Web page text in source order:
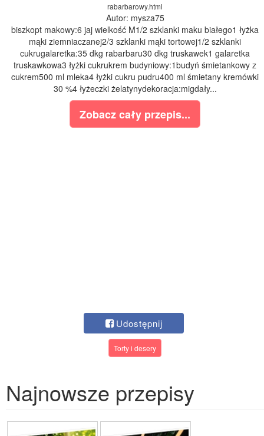
rabarbarowy.html
Autor: mysza75
biszkopt makowy:6 jaj wielkość M1/2 szklanki maku białego1 łyżka
mąki ziemniaczanej2/3 szklanki mąki tortowej1/2 szklanki
cukrugalaretka:35 dkg rabarbaru30 dkg truskawek1 galaretka
truskawkowa3 łyżki cukrukrem budyniowy:1budyń śmietankowy z
cukrem500 ml mleka4 łyżki cukru pudru400 ml śmietany kremówki
30 %4 łyżeczki żelatynydekoracja:migdały...
Zobacz cały przepis...
Udostępnij
Torty i desery
Najnowsze przepisy